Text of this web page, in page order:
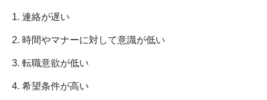
連絡が遅い
時間やマナーに対して意識が低い
転職意欲が低い
希望条件が高い